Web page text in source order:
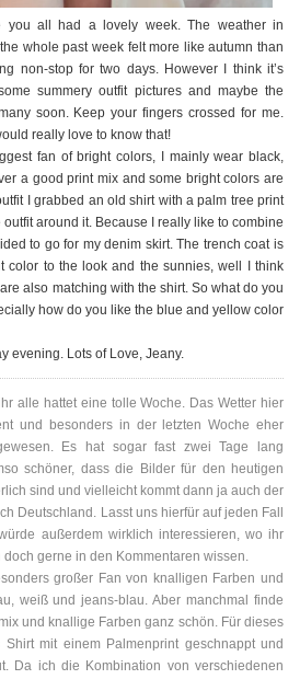
you all had a lovely week. The weather in
whole past week felt more like autumn than
non-stop for two days. However I think it’s
summery outfit pictures and maybe the
soon. Keep your fingers crossed for me.
really love to know that!
fan of bright colors, I mainly wear black,
a good print mix and some bright colors are
I grabbed an old shirt with a palm tree print
around it. Because I really like to combine
to go for my denim skirt. The trench coat is
color to the look and the sunnies, well I think
also matching with the shirt. So what do you
how do you like the blue and yellow color
evening. Lots of Love, Jeany.
alle hattet eine tolle Woche. Das Wetter hier
und besonders in der letzten Woche eher
Es hat sogar fast zwei Tage lang
schöner, dass die Bilder für den heutigen
sind und vielleicht kommt dann ja auch der
Deutschland. Lasst uns hierfür auf jeden Fall
außerdem wirklich interessieren, wo ihr
doch gerne in den Kommentaren wissen.
großer Fan von knalligen Farben und
weiß und jeans-blau. Aber manchmal finde
und knallige Farben ganz schön. Für dieses
mit einem Palmenprint geschnappt und
Da ich die Kombination von verschiedenen